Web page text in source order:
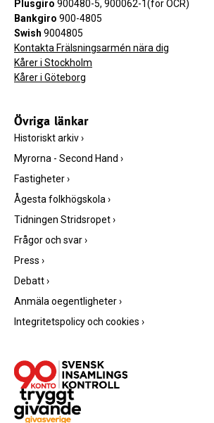
Plusgiro 900480-5, 900062-1(för OCR)
Bankgiro 900-4805
Swish 9004805
Kontakta Frälsningsarmén nära dig
Kårer i Stockholm
Kårer i Göteborg
Övriga länkar
Historiskt arkiv›
Myrorna - Second Hand ›
Fastigheter›
Ågesta folkhögskola ›
Tidningen Stridsropet›
Frågor och svar›
Press ›
Debatt›
Anmäla oegentligheter›
Integritetspolicy och cookies ›